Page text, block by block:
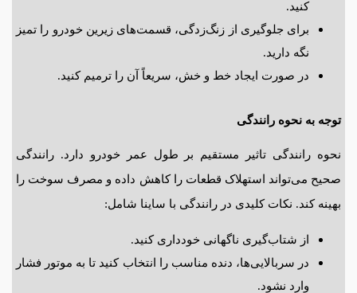
کنید.
برای جلوگیری از زنگ‌زدگی، قسمت‌های زیرین خودرو را تمیز
نگه دارید.
در صورت ایجاد خط و خش، سریعاً آن را ترمیم کنید.
توجه به نحوه رانندگی
نحوه رانندگی تاثیر مستقیم بر طول عمر خودرو دارد. رانندگی
صحیح می‌تواند استهلاک قطعات را کاهش داده و مصرف سوخت را
بهینه کند. نکات کلیدی در رانندگی با ساینا شامل:
از شتاب‌گیری ناگهانی خودداری کنید.
در سربالایی‌ها، دنده مناسب را انتخاب کنید تا به موتور فشار
وارد نشود.